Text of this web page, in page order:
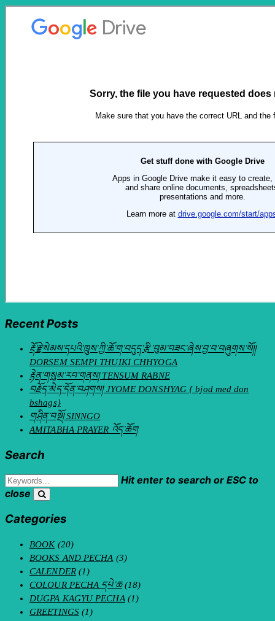
Recent Posts
རྡོ་རྗེ་སེམས་དཔའི་ཁྲུས་ཀྱི་ཆོ་ག་བདུད་རྩི་བུམ་བཟང་ཞེས་བྱ་བ་བཞུགས་སོ།།
DORSEM SEMPI THUIKI CHHYOGA
རྟེན་གསུམ་རབ་གནས། TENSUM RABNE
བརྗོད་མེད་དོན་བཤགས། JYOME DONSHYAG { bjod med don
bshags}
གཤིན་བསྔོ། SINNGO
AMITABHA PRAYER འོད་ཆོག
Search
Hit enter to search or ESC to
close
Categories
BOOK(20)
BOOKS AND PECHA (3)
CALENDER(1)
COLOUR PECHA དཔེ་ཆ(18)
DUGPA KAGYU PECHA (1)
GREETINGS(1)